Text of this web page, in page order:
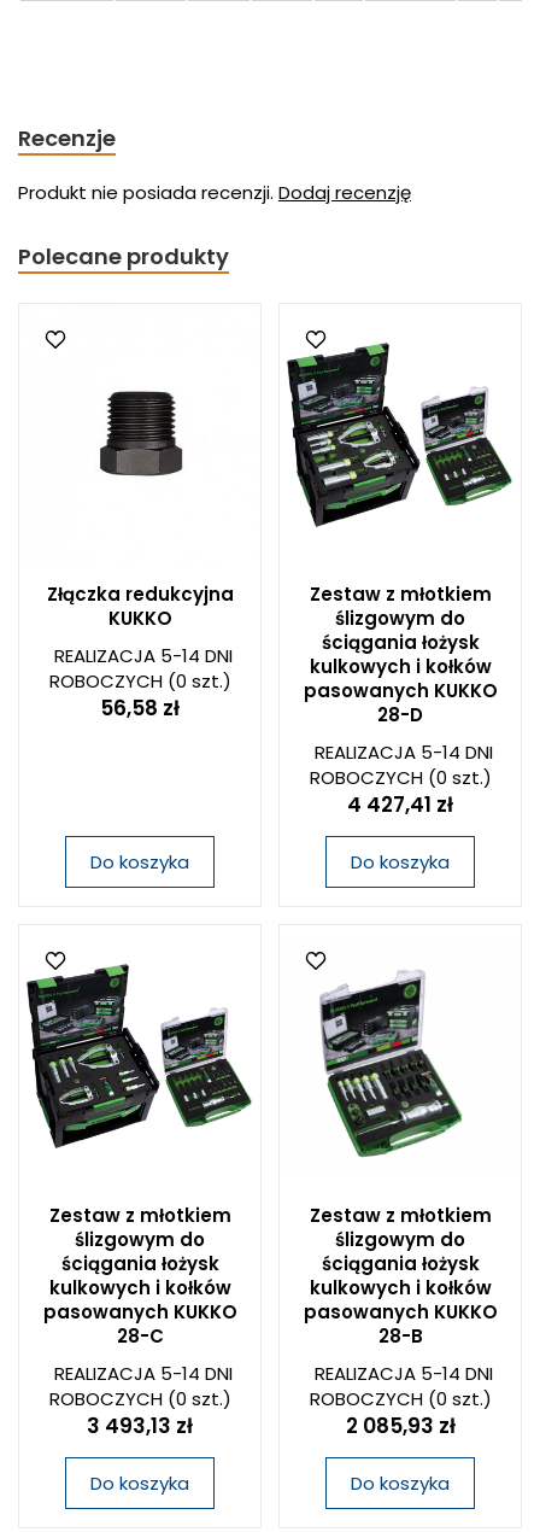
Recenzje
Produkt nie posiada recenzji. Dodaj recenzję
Polecane produkty
Złączka redukcyjna
KUKKO
REALIZACJA 5-14 DNI
ROBOCZYCH(0 szt.)
56,58 zł
Do koszyka
Zestaw z młotkiem
ślizgowym do
ściągania łożysk
kulkowych i kołków
pasowanych KUKKO
28-D
REALIZACJA 5-14 DNI
ROBOCZYCH(0 szt.)
4 427,41 zł
Do koszyka
Zestaw z młotkiem
ślizgowym do
ściągania łożysk
kulkowych i kołków
pasowanych KUKKO
28-C
REALIZACJA 5-14 DNI
ROBOCZYCH(0 szt.)
3 493,13 zł
Do koszyka
Zestaw z młotkiem
ślizgowym do
ściągania łożysk
kulkowych i kołków
pasowanych KUKKO
28-B
REALIZACJA 5-14 DNI
ROBOCZYCH(0 szt.)
2 085,93 zł
Do koszyka